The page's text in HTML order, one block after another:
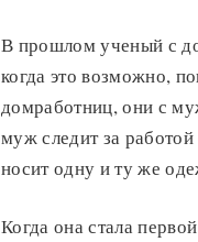
В прошлом ученый с
когда это возможно,
домработниц, они с
муж следит за
носит одну и ту же
Когда она стала